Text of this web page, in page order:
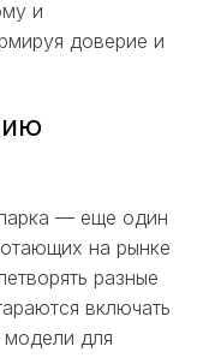
и
доверие и
— еще один
на рынке
разные
включать
модели для